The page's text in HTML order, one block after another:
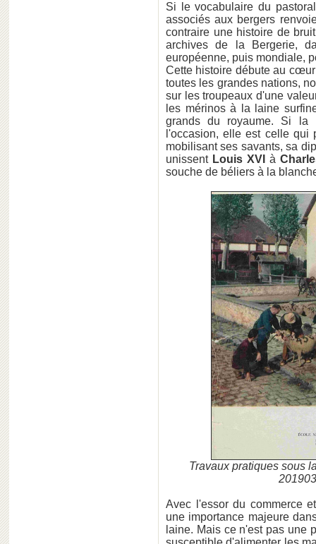
Si le vocabulaire du
associés aux bergers
contraire une histoire de
archives de la Bergerie,
européenne, puis mondiale,
Cette histoire débute au
toutes les grandes nations,
sur les troupeaux d'une
les mérinos à la laine
grands du royaume. Si la
l'occasion, elle est celle qui
mobilisant ses savants, sa
unissent Louis XVI à
souche de béliers à la
Travaux pratiques sous
Avec l'essor du commerce
une importance majeure
laine. Mais ce n'est pas une